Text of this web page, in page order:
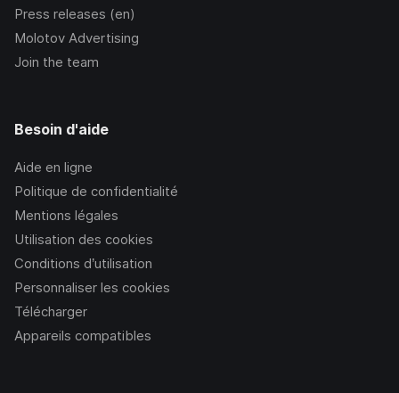
Press releases (en)
Molotov Advertising
Join the team
Besoin d'aide
Aide en ligne
Politique de confidentialité
Mentions légales
Utilisation des cookies
Conditions d’utilisation
Personnaliser les cookies
Télécharger
Appareils compatibles